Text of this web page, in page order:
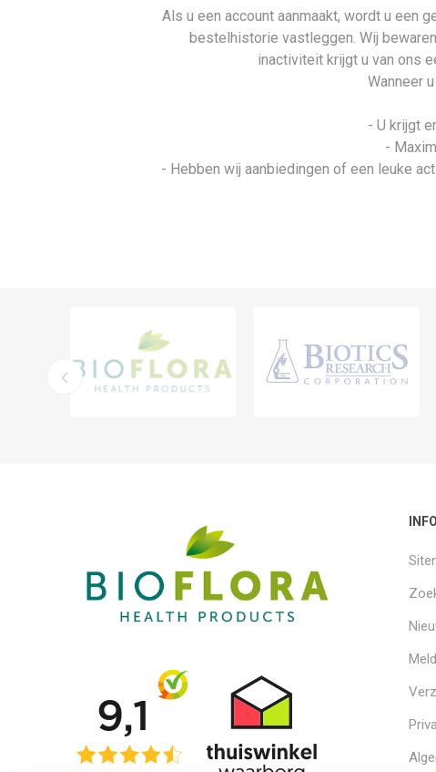
Als u een account aanmaakt, wordt u een
bestelhistorie vastleggen. Wij
inactiviteit krijgt u van ons
Wanneer
- U krijgt
-
- Hebben wij aanbiedingen of een leuke